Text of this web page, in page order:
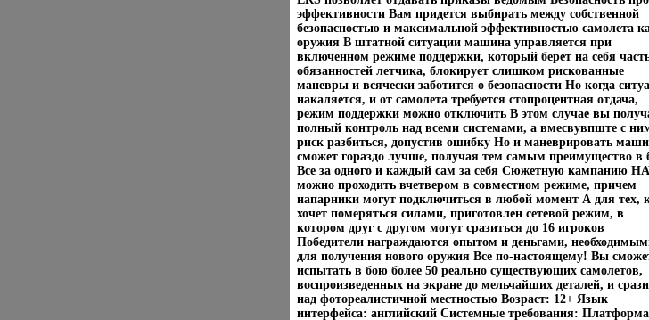
эффективности Вам придется выбирать между собственной
безопасностью и максимальной эффективностью самолета
оружия В штатной ситуации машина управляется при
включенном режиме поддержки, который берет на себя
обязанностей летчика, блокирует слишком рискованные
маневры и всячески заботится о безопасности Но когда
накаляется, и от самолета требуется стопроцентная отдача,
режим поддержки можно отключить В этом случае вы
полный контроль над всеми системами, а вмесвувпште с
риск разбиться, допустив ошибку Но и маневрировать
сможет гораздо лучше, получая тем самым преимущество в
Все за одного и каждый сам за себя Сюжетную кампанию
можно проходить вчетвером в совместном режиме, причем
напарники могут подключиться в любой момент А для тех,
хочет померяться силами, приготовлен сетевой режим, в
котором друг с другом могут сразиться до 16 игроков
Победители награждаются опытом и деньгами,
для получения нового оружия Все по-настоящему! Вы
испытать в бою более 50 реально существующих самолетов,
воспроизведенных на экране до мельчайших деталей, и
над фотореалистичной местностью Возраст: 12+ Язык
интерфейса: английский Системные требования: Платформа